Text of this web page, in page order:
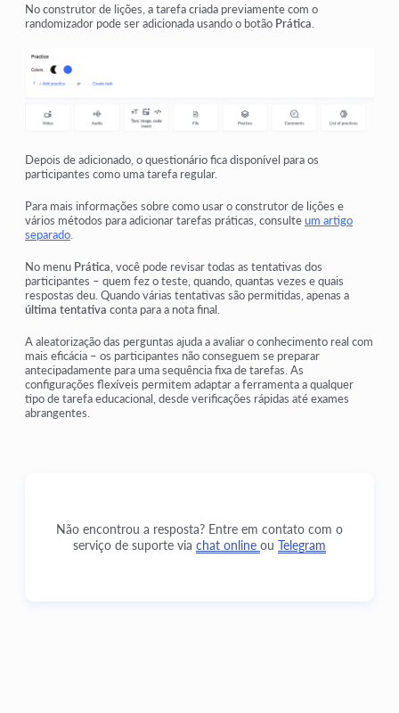
No construtor de lições, a tarefa criada previamente com o
randomizador pode ser adicionada usando o botão Prática
Depois de adicionado, o questionário fica disponível para os
participantes como uma tarefa regular.
Para mais informações sobre como usar o construtor de lições e
vários métodos para adicionar tarefas práticas, consulteum artigo
separado
No menu Prática , você pode revisar todas as tentativas dos
participantes – quem fez o teste, quando, quantas vezes e quais
respostas deu. Quando várias tentativas são permitidas, apenas a
última tentativa conta para a nota final.
A aleatorização das perguntas ajuda a avaliar o conhecimento real com
mais eficácia – os participantes não conseguem se preparar
antecipadamente para uma sequência fixa de tarefas. As
configurações flexíveis permitem adaptar a ferramenta a qualquer
tipo de tarefa educacional, desde verificações rápidas até exames
abrangentes.
Não encontrou a resposta? Entre em contato com o
serviço de suporte via chat online ou Telegram